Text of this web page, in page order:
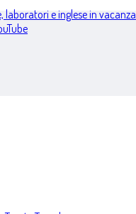
laboratori e inglese in vacanza